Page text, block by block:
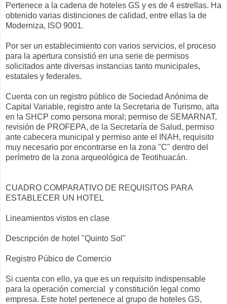
Pertenece a la cadena de hoteles GS y es de 4 estrellas. Ha
obtenido varias distinciones de calidad, entre ellas la de
Moderniza, ISO 9001.
Por ser un establecimiento con varios servicios, el proceso
para la apertura consistió en una serie de permisos
solicitados ante diversas instancias tanto municipales,
estatales y federales.
Cuenta con un registro público de Sociedad Anónima de
Capital Variable, registro ante la Secretaria de Turismo, alta
en la SHCP como persona moral; permiso de SEMARNAT,
revisión de PROFEPA, de la Secretaría de Salud, permiso
ante cabecera municipal y permiso ante el INAH, requisito
muy necesario por encontrarse en la zona "C" dentro del
perímetro de la zona arqueológica de Teotihuacán.
CUADRO COMPARATIVO DE REQUISITOS PARA
ESTABLECER UN HOTEL
Lineamientos vistos en clase
Descripción de hotel "Quinto Sol"
Registro Púbico de Comercio
Si cuenta con ello, ya que es un requisito indispensable
para la operación comercial y constitución legal como
empresa. Este hotel pertenece al grupo de hoteles GS,